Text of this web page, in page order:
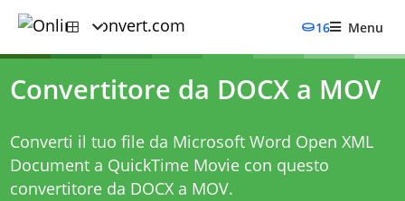
16 Menu
Convertitore da DOCX a MOV
Converti il tuo file da Microsoft Word Open XML
Document a QuickTime Movie con questo
convertitore da DOCX a MOV.